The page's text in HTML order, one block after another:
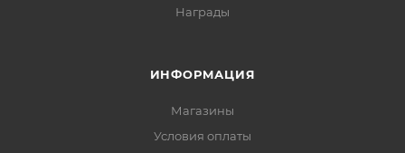
Награды
ИНФОРМАЦИЯ
Магазины
Условия оплаты